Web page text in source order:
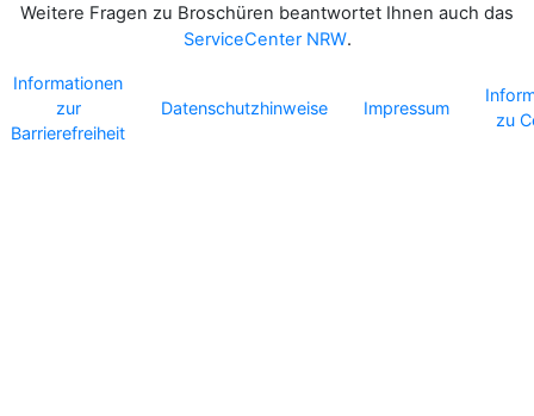
Weitere Fragen zu Broschüren beantwortet Ihnen auch das
ServiceCenter NRW.
Informationen
zur
Barrierefreiheit
Datenschutzhinweise Impressum
zu